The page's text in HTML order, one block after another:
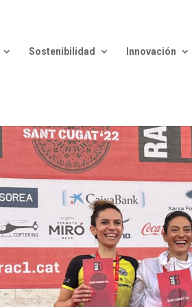
Sostenibilidad Innovación